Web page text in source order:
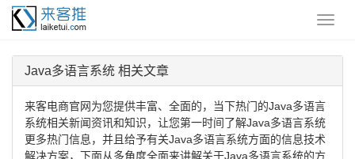
Java多语言系统 相关文章
来客电商官网为您提供丰富、全面的，当下热门的Java多语言
系统相关新闻资讯和知识，让您第一时间了解Java多语言系统
更多热门信息，并且给予有关Java多语言系统方面的信息技术
解决方案，下面从多角度全面来讲解关于Java多语言系统的方